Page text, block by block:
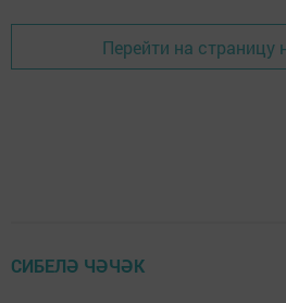
Перейти на страницу
СИБЕЛӘ ЧӘЧӘК